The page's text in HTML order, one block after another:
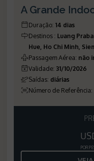
A Grande
Duração: 14 dias
Destinos : Luang
Hue, Ho Chi Minh,
Passagem Aérea: não
Validade: 31/10/2026
Saídas: diárias
Número de Referência:
POR